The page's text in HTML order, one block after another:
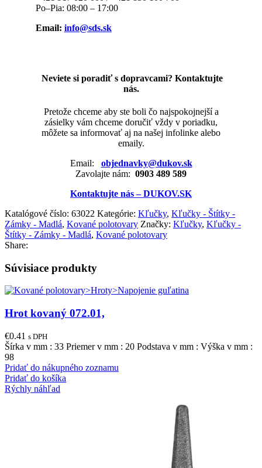
Po–Pia: 08:00 – 17:00
Email: info@sds.sk
Neviete si poradiť s dopravcami? Kontaktujte
nás.
Pretože chceme aby ste boli čo najspokojnejší a
zásielky vám chceme doručiť vždy v poriadku,
môžete sa informovať aj na našej infolinke alebo
emaily.
Email: objednavky@dukov.sk
Zavolajte nám: 0903 489 589
Kontaktujte nás – DUKOV.SK
Katalógové číslo: 63022 Kategórie: Kľučky, Kľučky - Štítky -
Zámky - Madlá, Kované polotovary Značky: Kľučky, Kľučky -
Štítky - Zámky - Madlá, Kované polotovary
Share:
Súvisiace produkty
Hrot kovaný 072.01,
€0.41 s DPH
Šírka v mm : 33 Priemer v mm : 20 Podstava v mm : Výška v mm :
98
Pridať do nákupného zoznamu
Pridať do košíka
Rýchly náhľad